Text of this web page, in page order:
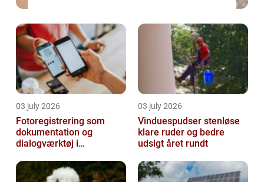
03 july 2026
Fotoregistrering som
dokumentation og
dialogværktøj i
03 july 2026
Vinduespudser stenløse
klare ruder og bedre
udsigt året rundt